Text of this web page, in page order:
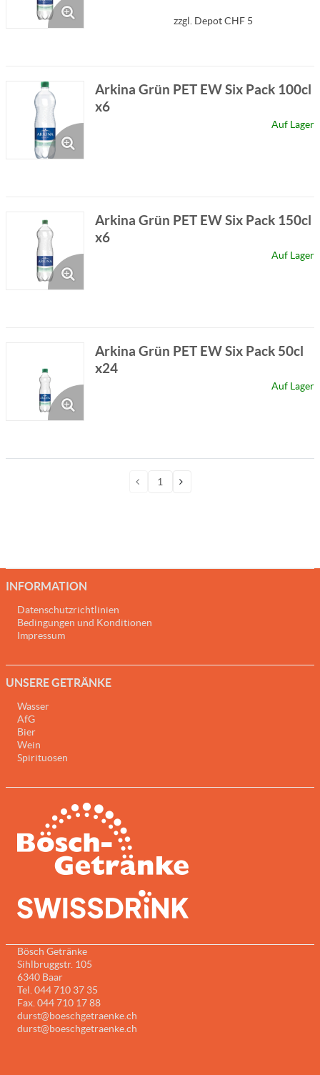
zzgl. Depot CHF 5
Arkina Grün PET EW Six Pack 100cl
x6
Auf Lager
Arkina Grün PET EW Six Pack 150cl
x6
Auf Lager
Arkina Grün PET EW Six Pack 50cl
x24
Auf Lager
INFORMATION
Datenschutzrichtlinien
Bedingungen und Konditionen
Impressum
UNSERE GETRÄNKE
Wasser
AfG
Bier
Wein
Spirituosen
Bösch Getränke
Sihlbruggstr. 105
6340 Baar
Tel. 044 710 37 35
Fax. 044 710 17 88
durst@boeschgetraenke.ch
durst@boeschgetraenke.ch